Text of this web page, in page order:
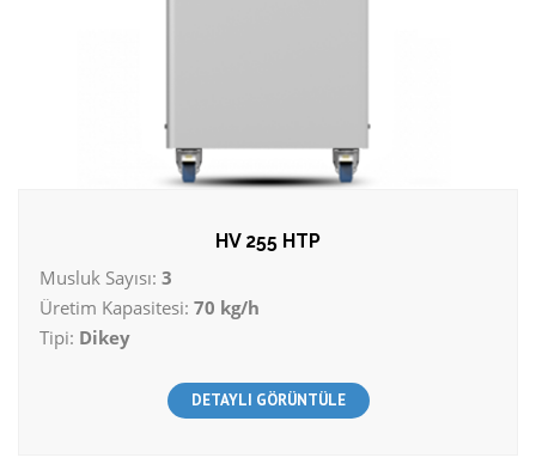
HV 255 HTP
Musluk Sayısı: 3
Üretim Kapasitesi: 70 kg/h
Tipi: Dikey
DETAYLI GÖRÜNTÜLE